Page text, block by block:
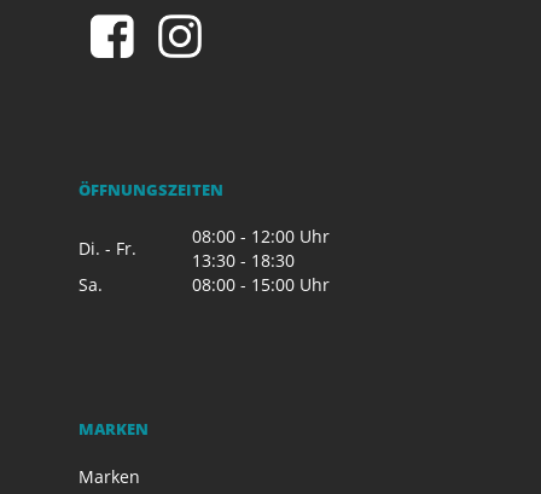
ÖFFNUNGSZEITEN
Di. - Fr.
08:00 - 12:00 Uhr
13:30 - 18:30
Sa.
08:00 - 15:00 Uhr
MARKEN
Marken